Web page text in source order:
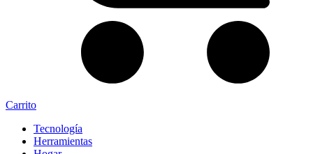
Carrito
Tecnología
Herramientas